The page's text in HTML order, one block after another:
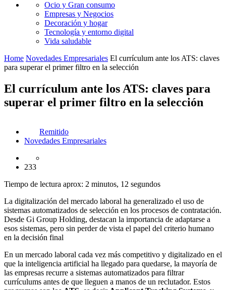
Ocio y Gran consumo
Empresas y Negocios
Decoración y hogar
Tecnología y entorno digital
Vida saludable
Home Novedades Empresariales El currículum ante los ATS: claves
para superar el primer filtro en la selección
El currículum ante los ATS: claves para
superar el primer filtro en la selección
Remitido
Novedades Empresariales
233
Tiempo de lectura aprox: 2 minutos, 12 segundos
La digitalización del mercado laboral ha generalizado el uso de
sistemas automatizados de selección en los procesos de contratación.
Desde Gi Group Holding, destacan la importancia de adaptarse a
esos sistemas, pero sin perder de vista el papel del criterio humano
en la decisión final
En un mercado laboral cada vez más competitivo y digitalizado en el
que la inteligencia artificial ha llegado para quedarse, la mayoría de
las empresas recurre a sistemas automatizados para filtrar
currículums antes de que lleguen a manos de un reclutador. Estos